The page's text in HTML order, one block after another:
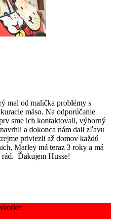
mal od malička problémy s
mäso. Na odporúčanie
sme ich kontaktovali, výborný
a dokonca nám dali zľavu
priviezli až domov každú
Marley má teraz 3 roky a má
Ďakujem Husse!
svorke!